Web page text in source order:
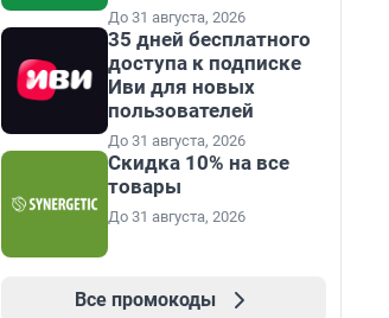
До 31 августа, 2026
35 дней бесплатного
доступа к подписке
Иви для новых
пользователей
До 31 августа, 2026
Скидка 10% на все
товары
До 31 августа, 2026
Все промокоды